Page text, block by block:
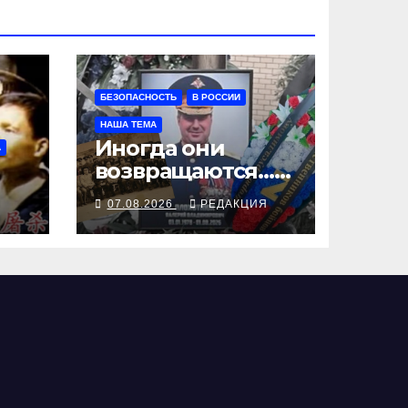
БЕЗОПАСНОСТЬ В РОССИИ
НАША ТЕМА
Иногда они
возвращаются…
Или не
возвращаются
07.08.2026 РЕДАКЦИЯ